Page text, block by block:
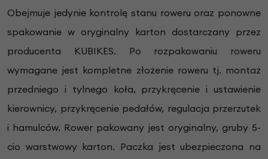
Obejmuje jedynie kontrolę stanu roweru oraz ponowne
spakowanie w oryginalny karton dostarczany przez
producenta KUBIKES. Po rozpakowaniu roweru
wymagane jest kompletne złożenie roweru tj. montaż
przedniego i tylnego koła, przykręcenie i ustawienie
kierownicy, przykręcenie pedałów, regulacja przerzutek
i hamulców. Rower pakowany jest oryginalny, gruby 5-
cio warstwowy karton. Paczka jest ubezpieczona na